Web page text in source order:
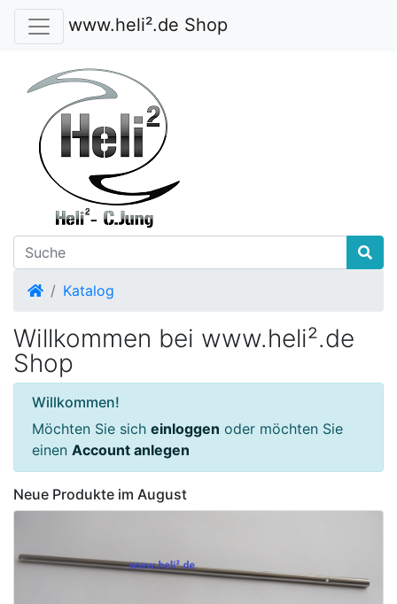
www.heli².de Shop
Startseite
Katalog
Willkommen bei www.heli².de
Shop
Willkommen!
Möchten Sie sich einloggen oder möchten Sie
einen Account anlegen
Neue Produkte im August